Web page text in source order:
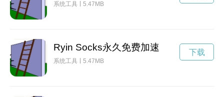
系统工具 5.47MB
Ryin Socks永久免费加速
系统工具 5.47MB
下载